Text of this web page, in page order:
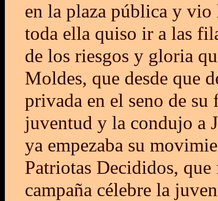
en la plaza pública y vio
toda ella quiso ir a las
de los riesgos y gloria
Moldes, que desde que
privada en el seno de su
juventud y la condujo a
ya empezaba su
Patriotas Decididos,
campaña célebre la